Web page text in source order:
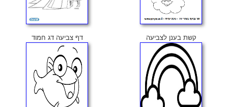
קשת בענן לצביעה דף צביעה דג חמוד